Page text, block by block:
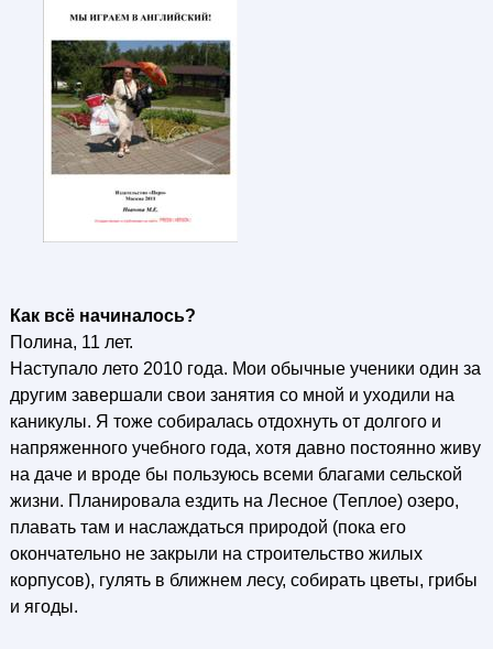
Как всё начиналось?
Полина, 11 лет.
Наступало лето 2010 года. Мои обычные ученики один за
другим завершали свои занятия со мной и уходили на
каникулы. Я тоже собиралась отдохнуть от долгого и
напряженного учебного года, хотя давно постоянно живу
на даче и вроде бы пользуюсь всеми благами сельской
жизни. Планировала ездить на Лесное (Теплое) озеро,
плавать там и наслаждаться природой (пока его
окончательно не закрыли на строительство жилых
корпусов), гулять в ближнем лесу, собирать цветы, грибы
и ягоды.